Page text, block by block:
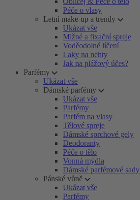
Péče o vlasy
Letní make-up a trendy
Ukázat vše
Mlžné a fixační spreje
Voděodolné líčení
Laky na nehty
Jak na plážový účes?
Parfémy
Ukázat vše
Dámské parfémy
Ukázat vše
Parfémy
Parfém na vlasy
Tělové spreje
Dámské sprchové gely
Deodoranty
Péče o tělo
Vonná mýdla
Dámské parfémové sady
Pánské vůně
Ukázat vše
Parfémy